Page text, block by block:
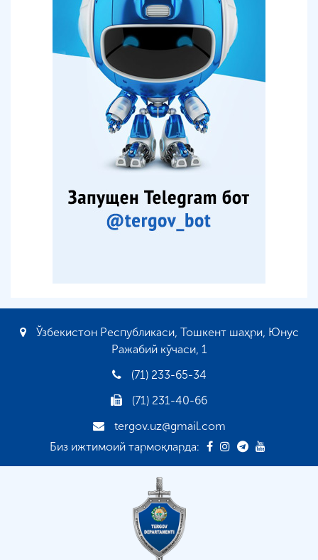
Ўзбекистон Республикаси, Тошкент шаҳри, Юнус
Ражабий кўчаси, 1
(71) 233-65-34
(71) 231-40-66
tergov.uz@gmail.com
Биз ижтимоий тармоқларда: